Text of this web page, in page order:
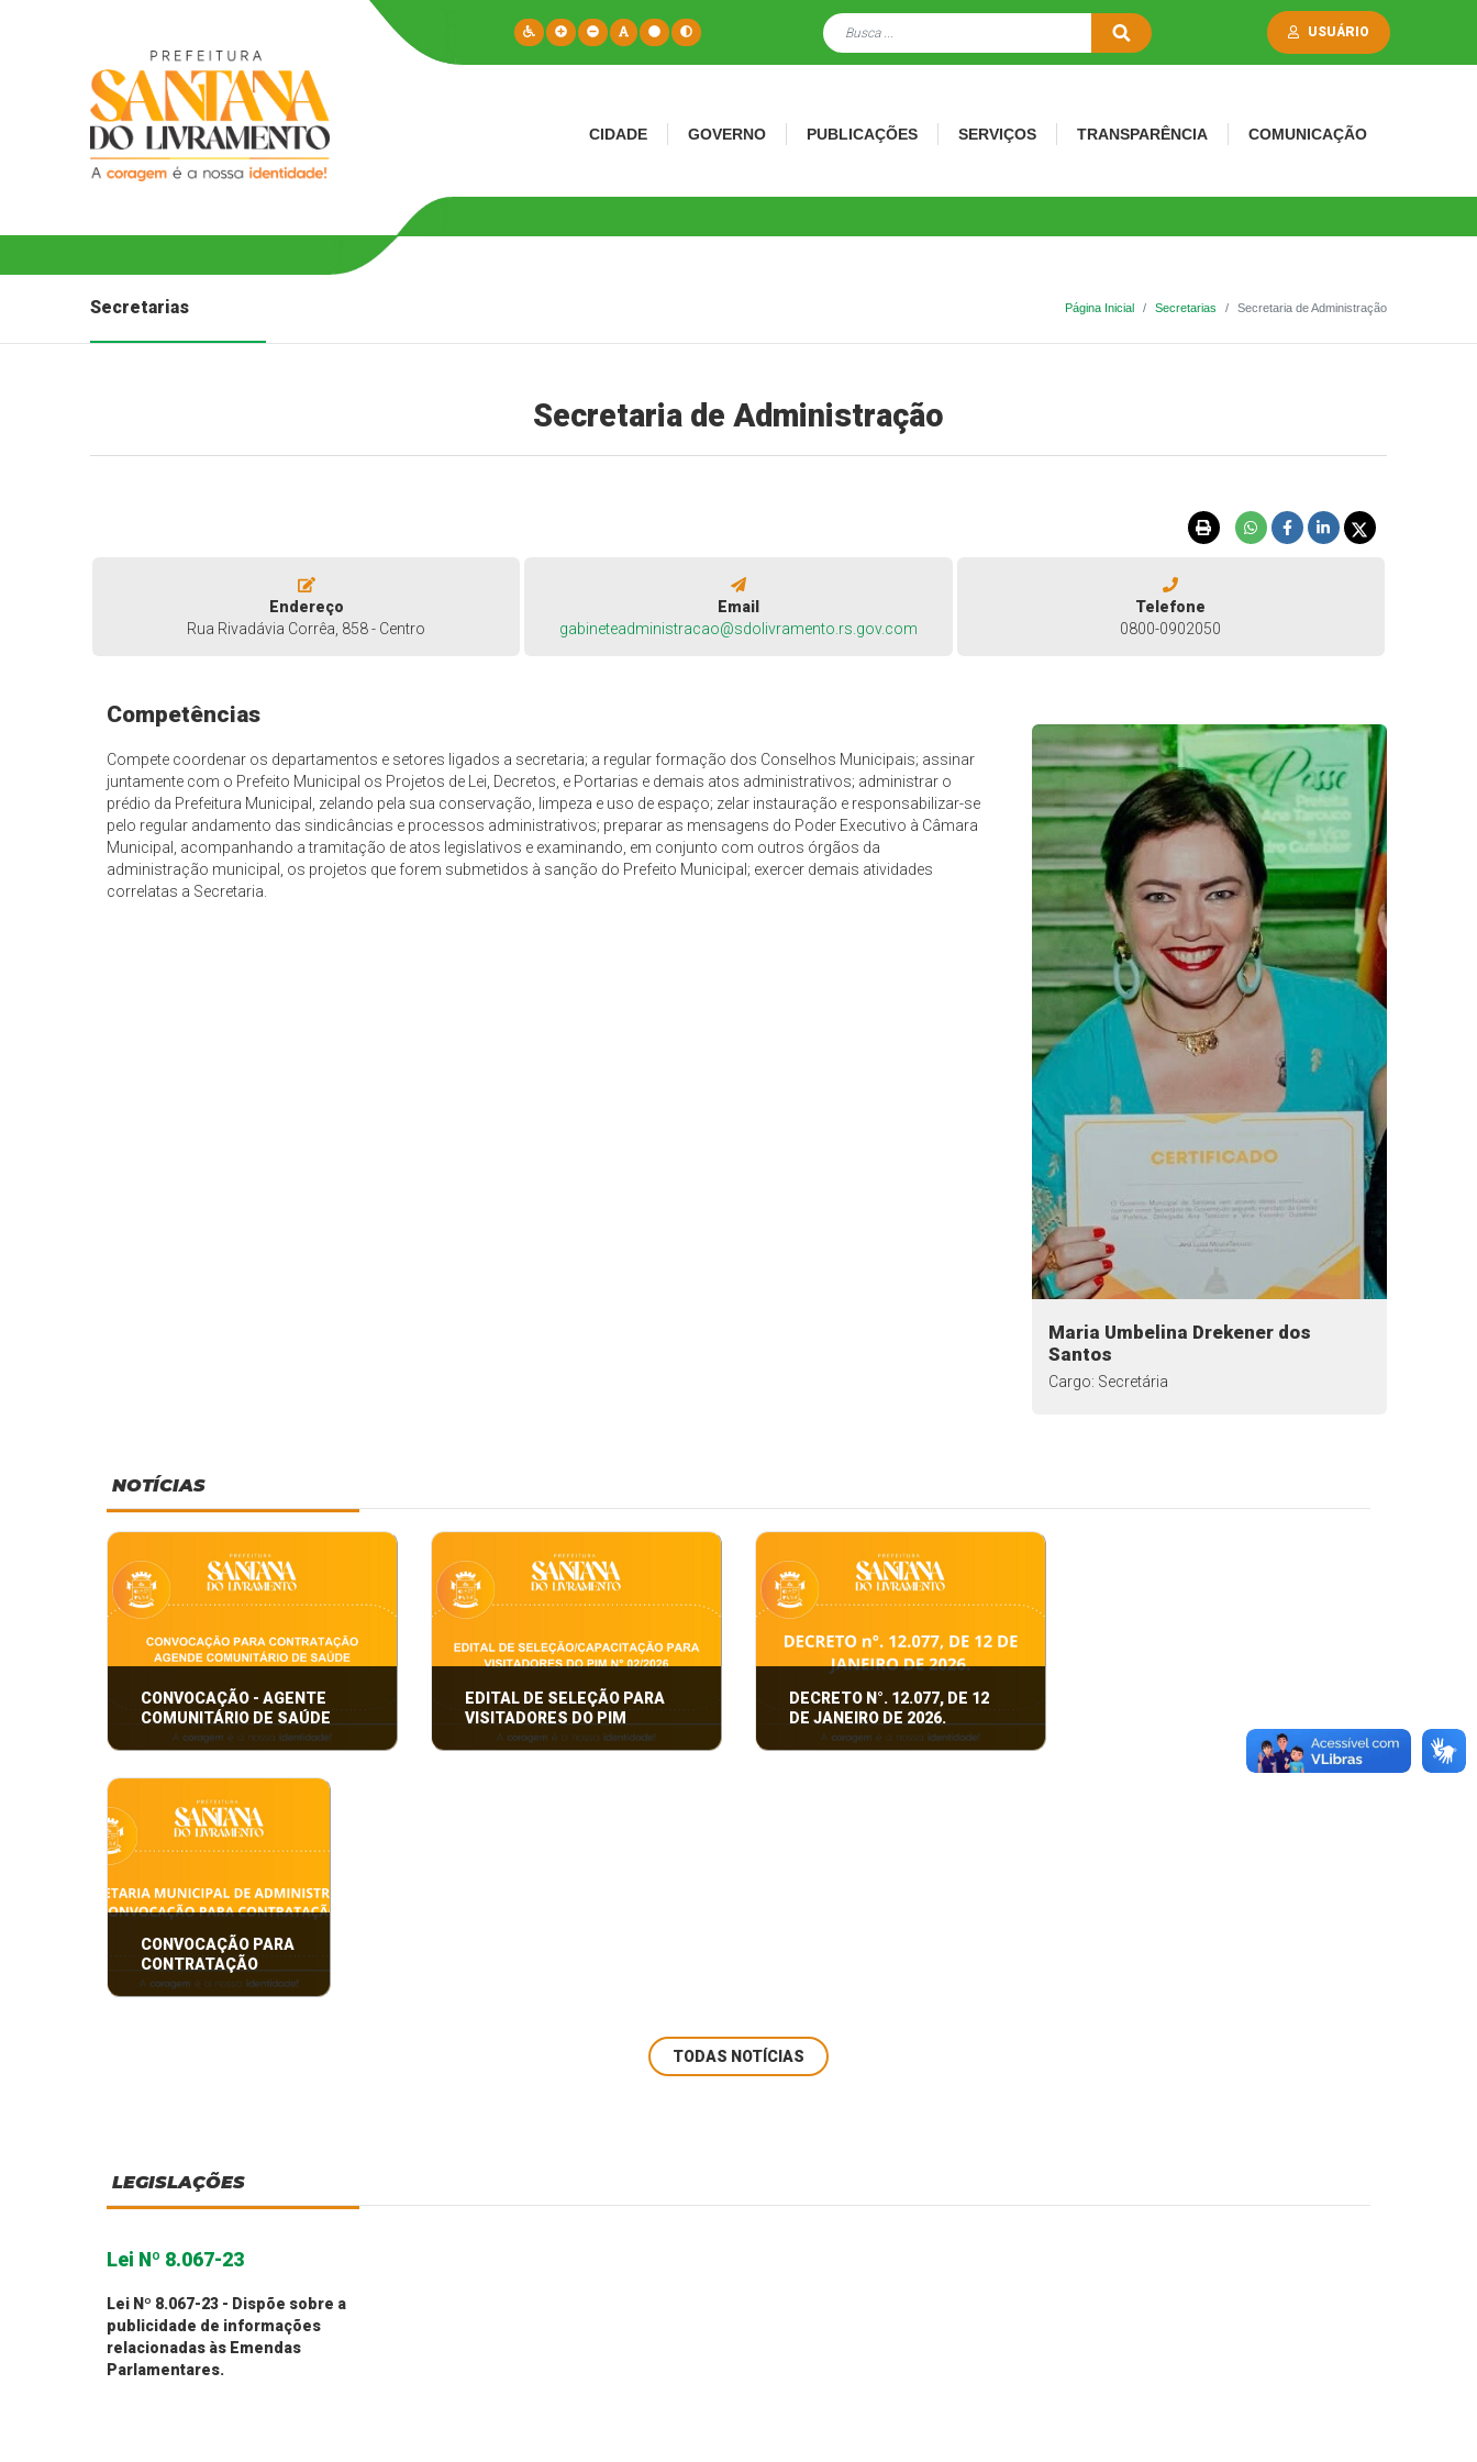
USUÁRIO
CIDADE GOVERNO PUBLICAÇÕES SERVIÇOS TRANSPARÊNCIA COMUNICAÇÃO
Secretarias Página Inicial Secretarias Secretaria de Administração
Secretaria de Administração
Endereço
Rua Rivadávia Corrêa, 858 - Centro
Email
gabineteadministracao@sdolivramento.rs.gov.com
Telefone
0800-0902050
Competências
Compete coordenar os departamentos e setores ligados a secretaria; a regular formação dos Conselhos Municipais; assinar
juntamente com o Prefeito Municipal os Projetos de Lei, Decretos, e Portarias e demais atos administrativos; administrar o
prédio da Prefeitura Municipal, zelando pela sua conservação, limpeza e uso de espaço; zelar instauração e responsabilizar-se
pelo regular andamento das sindicâncias e processos administrativos; preparar as mensagens do Poder Executivo à Câmara
Municipal, acompanhando a tramitação de atos legislativos e examinando, em conjunto com outros órgãos da
administração municipal, os projetos que forem submetidos à sanção do Prefeito Municipal; exercer demais atividades
correlatas a Secretaria.
Maria Umbelina Drekener dos
Santos
Cargo: Secretária
NOTÍCIAS
CONVOCAÇÃO - AGENTE
COMUNITÁRIO DE SAÚDE
CONVOCAÇÃO PARA
CONTRATAÇÃO
EDITAL DE SELEÇÃO PARA
VISITADORES DO PIM
DECRETO N°. 12.077, DE 12
DE JANEIRO DE 2026.
CONVOCAÇÃO PARA
CONTRATAÇÃO
TODAS NOTÍCIAS
LEGISLAÇÕES
Lei Nº 8.067-23
Lei Nº 8.067-23 - Dispõe sobre a
publicidade de informações
relacionadas às Emendas
Parlamentares.